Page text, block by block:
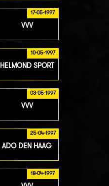
17-05-1997
VVV
10-05-1997
HELMOND SPORT
03-05-1997
VVV
25-04-1997
ADO DEN HAAG
18-04-1997